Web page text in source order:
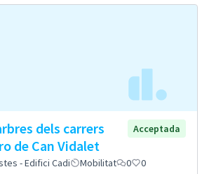
dels carrers
de Can Vidalet
Acceptada
- Edifici Cadi Mobilitat 0 0